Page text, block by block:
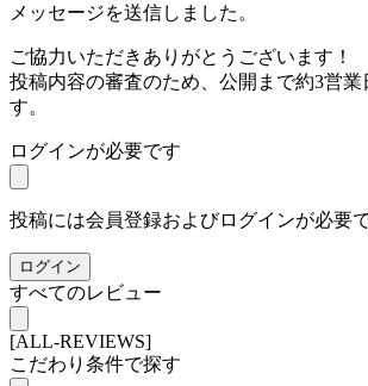
メッセージを送信しました。
ご協力いただきありがとうございます！
投稿内容の審査のため、公開まで約3営業
す。
ログインが必要です
投稿には会員登録およびログインが必要
ログイン
すべてのレビュー
[ALL-REVIEWS]
こだわり条件で探す